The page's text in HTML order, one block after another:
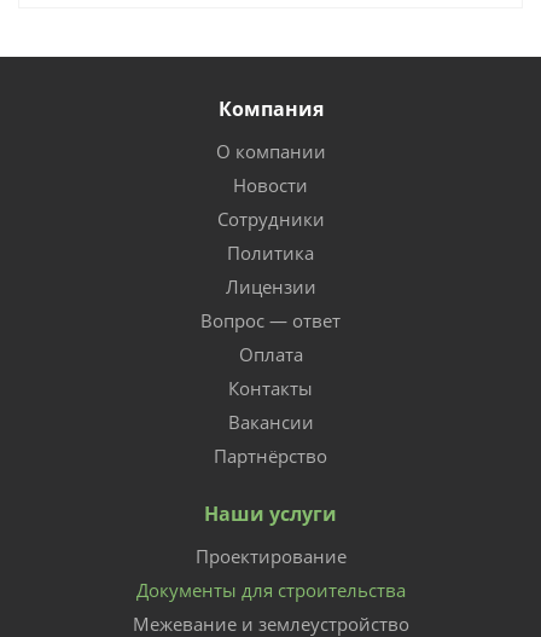
Компания
О компании
Новости
Сотрудники
Политика
Лицензии
Вопрос — ответ
Оплата
Контакты
Вакансии
Партнёрство
Наши услуги
Проектирование
Документы для строительства
Межевание и землеустройство